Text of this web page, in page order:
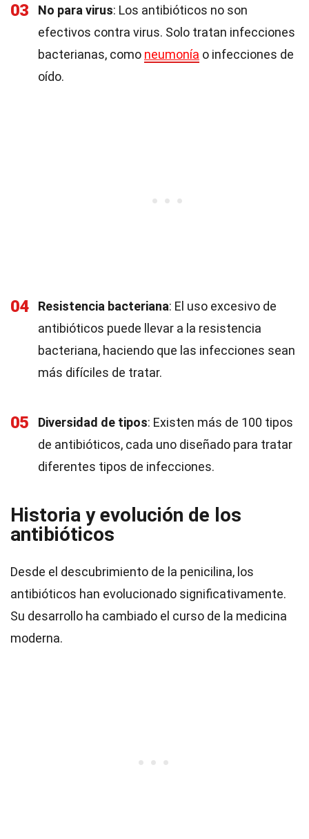
03 No para virus: Los antibióticos no son
efectivos contra virus. Solo tratan infecciones
bacterianas, como neumonía o infecciones de
oído.
04 Resistencia bacteriana: El uso excesivo de
antibióticos puede llevar a la resistencia
bacteriana, haciendo que las infecciones sean
más difíciles de tratar.
05 Diversidad de tipos: Existen más de 100 tipos
de antibióticos, cada uno diseñado para tratar
diferentes tipos de infecciones.
Historia y evolución de los
antibióticos
Desde el descubrimiento de la penicilina, los
antibióticos han evolucionado significativamente.
Su desarrollo ha cambiado el curso de la medicina
moderna.